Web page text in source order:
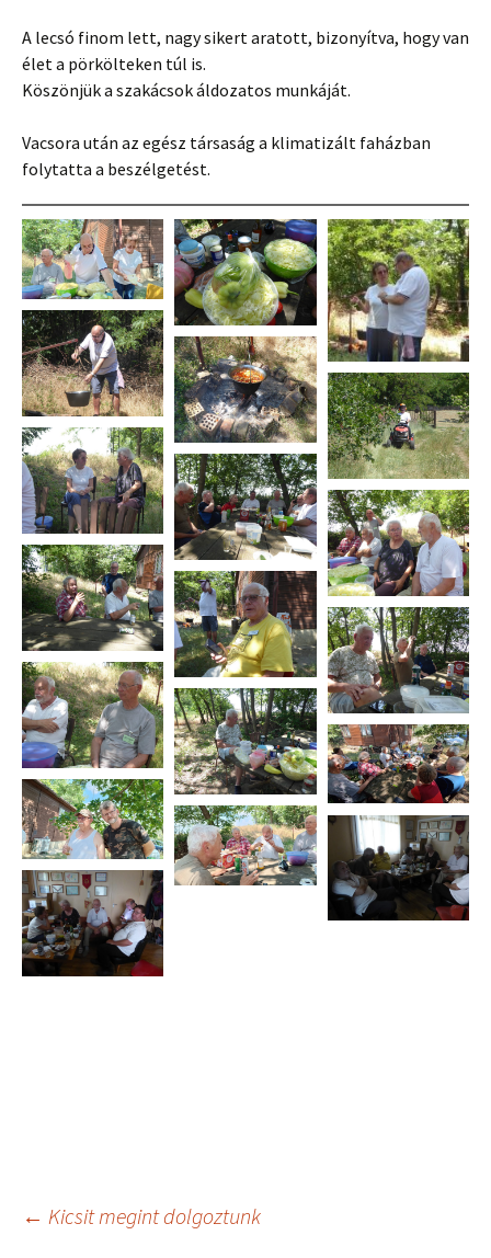
A lecsó finom lett, nagy sikert aratott, bizonyítva, hogy van
élet a pörkölteken túl is.
Köszönjük a szakácsok áldozatos munkáját.
Vacsora után az egész társaság a klimatizált faházban
folytatta a beszélgetést.
Bejegyzés
← Kicsit megint dolgoztunk